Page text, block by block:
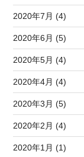
2020年7月 (4)
2020年6月 (5)
2020年5月 (4)
2020年4月 (4)
2020年3月 (5)
2020年2月 (4)
2020年1月 (1)